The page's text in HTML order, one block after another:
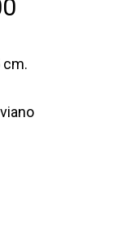
cm.